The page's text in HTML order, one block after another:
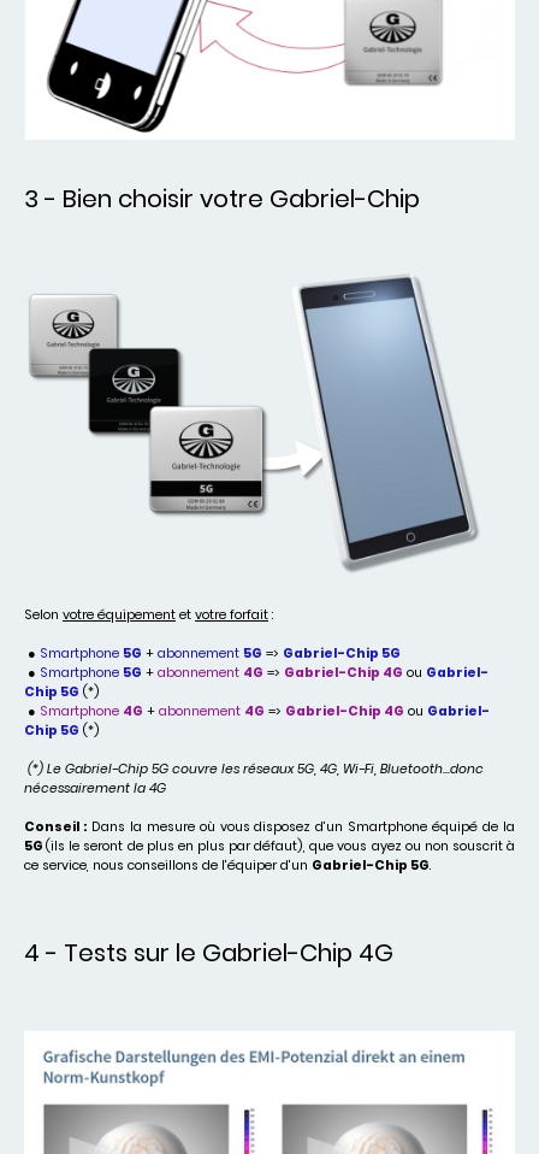
3 - Bien choisir votre Gabriel-Chip
Selon votre équipement et votre forfait :
● Smartphone 5G + abonnement 5G => Gabriel-Chip 5G
● Smartphone 5G + abonnement 4G => Gabriel-Chip 4G ou Gabriel-
Chip 5G (*)
● Smartphone 4G + abonnement 4G => Gabriel-Chip 4G ou Gabriel-
Chip 5G (*)
(*) Le Gabriel-Chip 5G couvre les réseaux 5G, 4G, Wi-Fi, Bluetooth...donc
nécessairement la 4G
Conseil :Dans la mesure où vous disposez d'un Smartphone équipé de la
5G(ils le seront de plus en plus par défaut), que vous ayez ou non souscrit à
ce service, nous conseillons de l'équiper d'un Gabriel-Chip 5G.
4 - Tests sur le Gabriel-Chip 4G